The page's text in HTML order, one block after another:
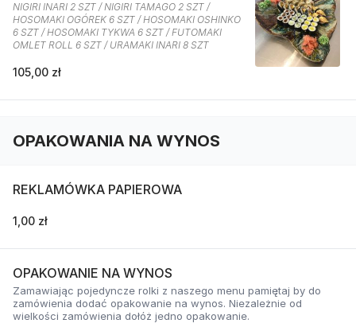
NIGIRI INARI 2 SZT / NIGIRI TAMAGO 2 SZT /
HOSOMAKI OGÓREK 6 SZT / HOSOMAKI OSHINKO
6 SZT / HOSOMAKI TYKWA 6 SZT / FUTOMAKI
OMLET ROLL 6 SZT / URAMAKI INARI 8 SZT
105,00 zł
OPAKOWANIA NA WYNOS
REKLAMÓWKA PAPIEROWA
1,00 zł
OPAKOWANIE NA WYNOS
Zamawiając pojedyncze rolki z naszego menu pamiętaj by do
zamówienia dodać opakowanie na wynos. Niezależnie od
wielkości zamówienia dołóż jedno opakowanie.